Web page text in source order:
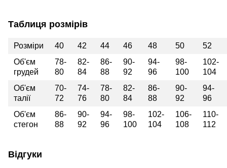
Таблиця розмірів
Розміри 40 42 44 46 48 50
52
Об'єм
грудей
78-
80
82-
84
86-
88
90-
92
94-
96
98-
100
102-
104
Об'єм
талії
70-
72
74-
76
78-
80
82-
84
86-
88
90-
92
94-
96
Об'єм
стегон
86-
88
90-
92
94-
96
98-
100
102-
104
106-
108
110-
112
Відгуки